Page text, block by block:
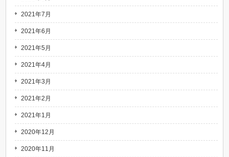
2021年7月
2021年6月
2021年5月
2021年4月
2021年3月
2021年2月
2021年1月
2020年12月
2020年11月